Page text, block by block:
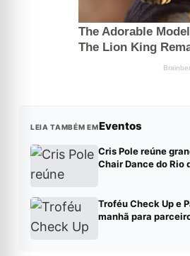
LEIA TAMBÉM EMEventos
Cris Pole reúne
Chair Dance do Rio
Troféu Check Up e
manhã para